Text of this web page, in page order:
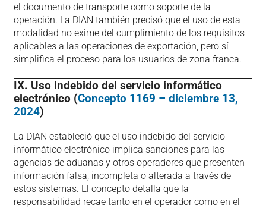
el documento de transporte como soporte de la
operación. La DIAN también precisó que el uso de esta
modalidad no exime del cumplimiento de los requisitos
aplicables a las operaciones de exportación, pero sí
simplifica el proceso para los usuarios de zona franca.
IX. Uso indebido del servicio informático
electrónico (Concepto 1169 – diciembre 13,
2024)
La DIAN estableció que el uso indebido del servicio
informático electrónico implica sanciones para las
agencias de aduanas y otros operadores que presenten
información falsa, incompleta o alterada a través de
estos sistemas. El concepto detalla que la
responsabilidad recae tanto en el operador como en el